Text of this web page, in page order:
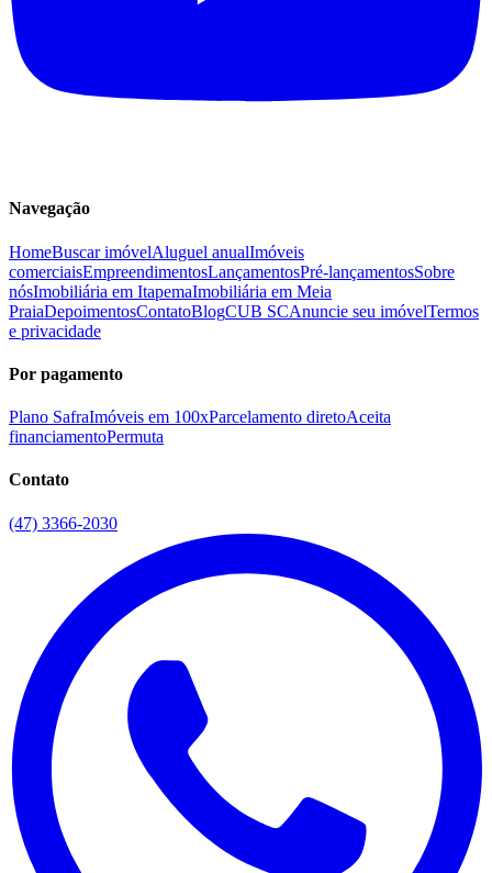
Navegação
HomeBuscar imóvelAluguel anualImóveis
comerciaisEmpreendimentosLançamentosPré-lançamentosSobre
nósImobiliária em ItapemaImobiliária em Meia
PraiaDepoimentosContatoBlogCUB SCAnuncie seu imóvelTermos
e privacidade
Por pagamento
Plano SafraImóveis em 100xParcelamento diretoAceita
financiamentoPermuta
Contato
(47) 3366-2030